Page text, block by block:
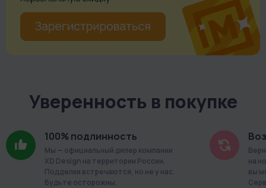
Уверенность в покупке
100% подлинность
Мы — официальный дилер компании
XD Design на территории России.
Подделки встречаются, но не у нас.
Будьте осторожны.
на
вы